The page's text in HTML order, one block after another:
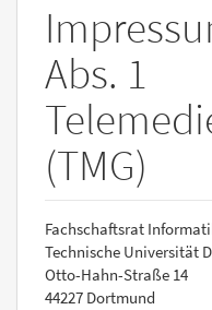
Abs. 1
(TMG)
Fachschaftsrat
Technische Universität
Otto-Hahn-Straße 14
44227 Dortmund